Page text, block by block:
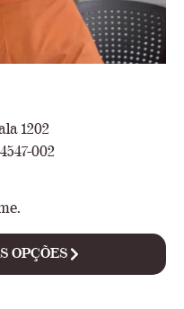
1202
002
OPÇÕES